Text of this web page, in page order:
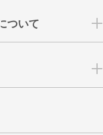
ついて